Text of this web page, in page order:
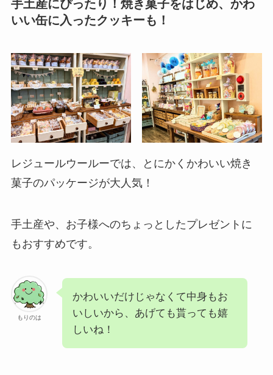
手土産にぴったり！焼き菓子をはじめ、かわ
いい缶に入ったクッキーも！
レジュールウールーでは、とにかくかわいい焼き
菓子のパッケージが大人気！
手土産や、お子様へのちょっとしたプレゼントに
もおすすめです。
もりのは
かわいいだけじゃなくて中身もお
いしいから、あげても貰っても嬉
しいね！